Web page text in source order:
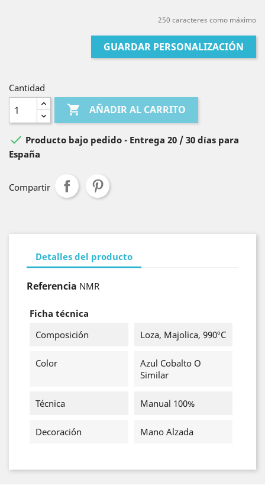
250 caracteres como máximo
GUARDAR PERSONALIZACIÓN
Cantidad
 AÑADIR AL CARRITO
 Producto bajo pedido - Entrega 20 / 30 días para
España
Compartir
Detalles del producto
Referencia NMR
Ficha técnica
Composición
Loza, Majolica, 990ºC
Color
Azul Cobalto O
Similar
Técnica Manual 100%
Decoración Mano Alzada